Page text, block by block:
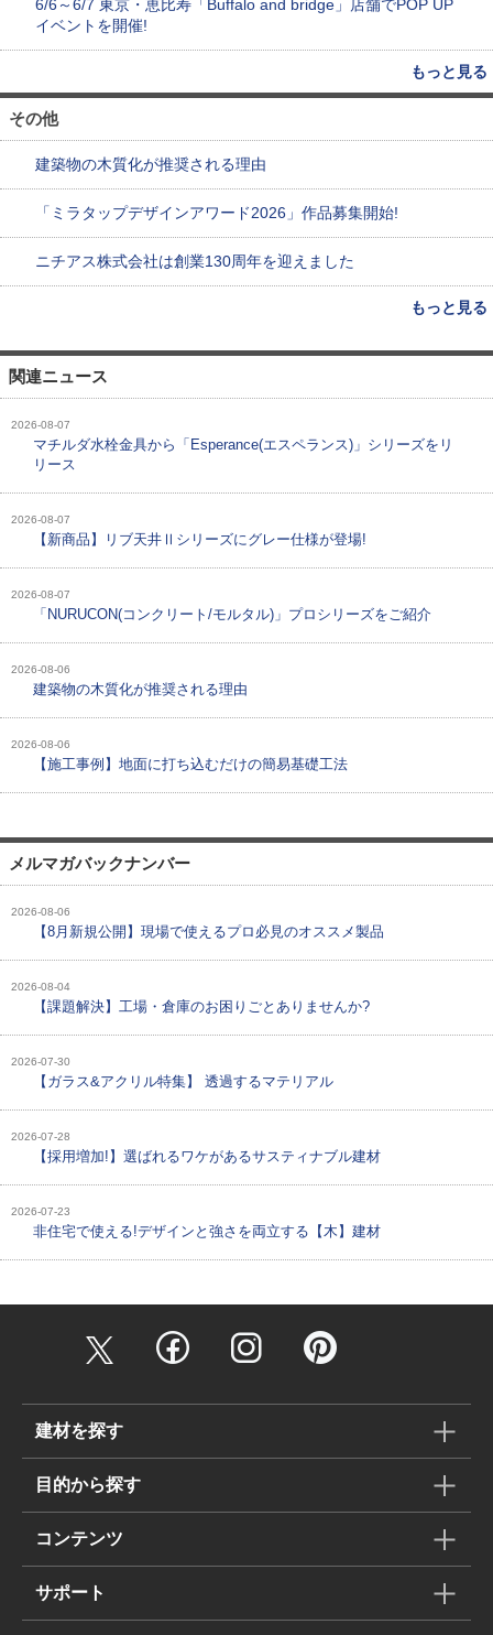
6/6～6/7 東京・恵比寿「Buffalo and bridge」店舗でPOP UP
イベントを開催!
もっと見る
その他
建築物の木質化が推奨される理由
「ミラタップデザインアワード2026」作品募集開始!
ニチアス株式会社は創業130周年を迎えました
もっと見る
関連ニュース
2026-08-07
マチルダ水栓金具から「Esperance(エスペランス)」シリーズをリ
リース
2026-08-07
【新商品】リブ天井Ⅱシリーズにグレー仕様が登場!
2026-08-07
「NURUCON(コンクリート/モルタル)」プロシリーズをご紹介
2026-08-06
建築物の木質化が推奨される理由
2026-08-06
【施工事例】地面に打ち込むだけの簡易基礎工法
メルマガバックナンバー
2026-08-06
【8月新規公開】現場で使えるプロ必見のオススメ製品
2026-08-04
【課題解決】工場・倉庫のお困りごとありませんか?
2026-07-30
【ガラス&アクリル特集】 透過するマテリアル
2026-07-28
【採用増加!】選ばれるワケがあるサスティナブル建材
2026-07-23
非住宅で使える!デザインと強さを両立する【木】建材
建材を探す
目的から探す
コンテンツ
サポート